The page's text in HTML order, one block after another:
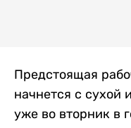
Предстоящая
начнется с сухой
уже во вторник в